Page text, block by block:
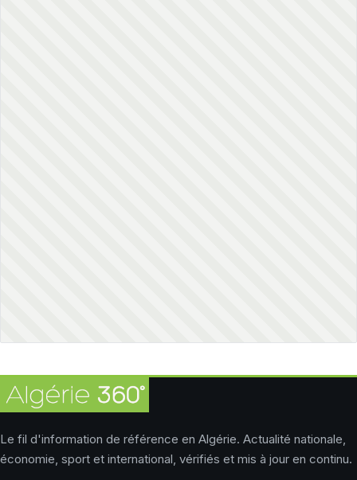
Le fil d'information de référence en Algérie. Actualité nationale,
économie, sport et international, vérifiés et mis à jour en continu.